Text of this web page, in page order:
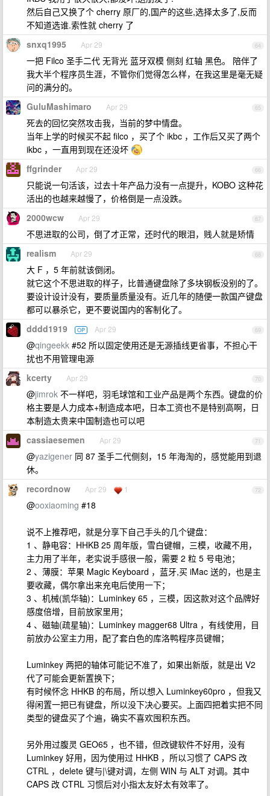
然后自己又换了个 cherry 原厂的,国产的这些,选择太多了,反而
不知道选谁.索性就 cherry 了
64
snxq1995 Apr 29
一把 Filco 圣手二代 无背光 蓝牙双模 侧刻 红轴 黑色。 陪伴了
我大半个程序员生涯，不管你们觉得怎么样，在我这里是毫无疑
问的满分的。
65
GuluMashimaro Apr 29
死去的回忆突然攻击我，当前的梦中情盘。
当年上学的时候买不起 filco ，买了个 ikbc ，工作后又买了两个
ikbc ，一直用到现在还没坏
66
ffgrinder Apr 29
只能说一句活该，过去十年产品力没有一点提升，KOBO 这种花
活出的也越来越慢了，价格倒是一点没跌。
67
2000wcw Apr 29
不思进取的公司，倒了才正常，还时代的眼泪，贱人就是矫情
68
realism Apr 29
大 F ，5 年前就该倒闭。
就它这个不思进取的样子，比普通键盘除了多块钢板没别的了。
要设计设计没有，要质量质量没有。近几年的随便一款国产键盘
都可以暴杀它，更不要说国内的客制化了。
69
dddd1919 OP Apr 29
@qingeekk #52 所以固定使用还是无源插线更省事，不担心干
扰也不用管理电源
70
kcerty Apr 29
@jimrok 不一样吧，羽毛球馆和工业产品是两个东西。键盘的价
格主要是人力成本+制造成本吧，日本工资也不是特别高啊，日
本制造太贵来中国制造也可以吧
71
cassiaesemen Apr 29
@yazigener 同 87 圣手二代侧刻，15 年海淘的，感觉能用到退
休。
72
recordnow Apr 29 1
@ooxiaoming #18
说不上推荐吧，就是分享下自己手头的几个键盘：
1 、静电容：HHKB 25 周年版，雪白键帽，三模，收藏不用，
主力用了半年，老实说手感很一般，需要 2 粒 5 号电池；
2 、薄膜：苹果 Magic Keyboard ，蓝牙,买 iMac 送的，也是主
要收藏，偶尔拿出来充电后使用一下；
3 、机械(凯华轴)：Luminkey 65 ，三模，因这款对这个品牌好
感度倍增，目前放家里用；
4 、磁轴(疏星轴)：Luminkey magger68 Ultra ，有线使用，目
前放办公室主力用，配了套白色的库洛鸭程序员键帽；
Luminkey 两把的轴体可能记不准了，如果出新版，就是出 V2
代了可能会更新置换下；
有时候怀念 HHKB 的布局，所以想入 Luminkey60pro ，但我又
得闲置一把已有键盘，所以没下决心要买。上面四把着实把不同
类型的键盘买了个遍，确实不喜欢囤积东西。
另外用过腹灵 GEO65 ，也不错，但改键软件不好用，没有
Luminkey 好用，因为使用过 HHKB ，所以习惯了 CAPS 改
CTRL ，delete 键与|\键对调，左侧 WIN 与 ALT 对调。其中
CAPS 改 CTRL 习惯后对小指太友好太有效率了。